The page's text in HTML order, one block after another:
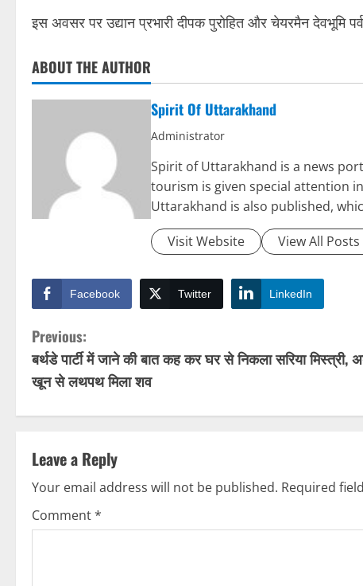
इस अवसर पर उद्यान प्रभारी दीपक पुरोहित और चेयरमैन देवभूमि
ABOUT THE AUTHOR
Spirit Of Uttarakhand
Administrator
Spirit of Uttarakhand is a news
tourism is given special attention
Uttarakhand is also published,
Visit Website
View All Posts
Facebook Twitter LinkedIn
C
o
n
i
n
u
Previous:
बर्थडे पार्टी में जाने की बात कह कर घर से निकला सरिया मिस्त्री,
खून से लथपथ मिला शव
Leave a Reply
Your email address will not be published. Required
Comment*